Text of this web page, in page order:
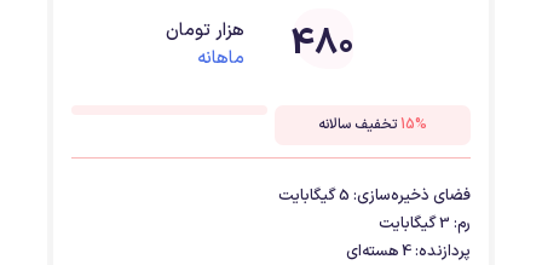
480
هزار تومان
ماهانه
15% تخفیف سالانه
فضای ذخیره‌سازی: 5 گیگابایت
رم: 3 گیگابایت
پردازنده: 4 هسته‌ای